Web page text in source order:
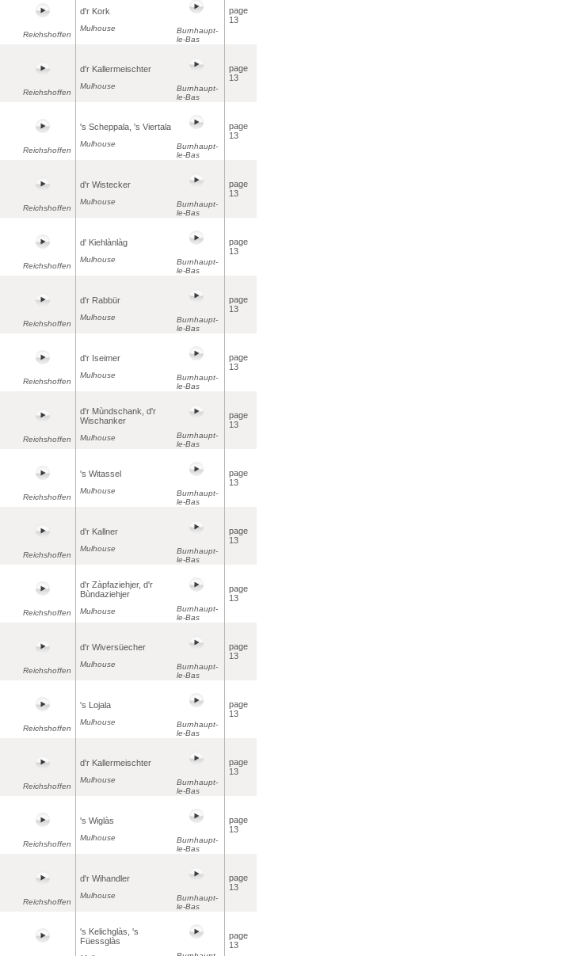
Reichshoffen
d'r Kork
Mulhouse
Burnhaupt-
le-Bas
page
13
Reichshoffen
d'r Kallermeischter
Mulhouse
Burnhaupt-
le-Bas
page
13
Reichshoffen
's Scheppala, 's Viertala
Mulhouse
Burnhaupt-
le-Bas
page
13
Reichshoffen
d'r Wistecker
Mulhouse
Burnhaupt-
le-Bas
page
13
Reichshoffen
d' Kiehlànlàg
Mulhouse
Burnhaupt-
le-Bas
page
13
Reichshoffen
d'r Rabbür
Mulhouse
Burnhaupt-
le-Bas
page
13
Reichshoffen
d'r Iseimer
Mulhouse
Burnhaupt-
le-Bas
page
13
Reichshoffen
d'r Mùndschank, d'r
Wischanker
Mulhouse
Burnhaupt-
le-Bas
page
13
Reichshoffen
's Witassel
Mulhouse
Burnhaupt-
le-Bas
page
13
Reichshoffen
d'r Kallner
Mulhouse
Burnhaupt-
le-Bas
page
13
Reichshoffen
d'r Zàpfaziehjer, d'r
Bùndaziehjer
Mulhouse
Burnhaupt-
le-Bas
page
13
Reichshoffen
d'r Wiversüecher
Mulhouse
Burnhaupt-
le-Bas
page
13
Reichshoffen
's Lojala
Mulhouse
Burnhaupt-
le-Bas
page
13
Reichshoffen
d'r Kallermeischter
Mulhouse
Burnhaupt-
le-Bas
page
13
Reichshoffen
's Wiglàs
Mulhouse
Burnhaupt-
le-Bas
page
13
Reichshoffen
d'r Wihandler
Mulhouse
Burnhaupt-
le-Bas
page
13
's Kelichglàs, 's
Füessglàs
page
13